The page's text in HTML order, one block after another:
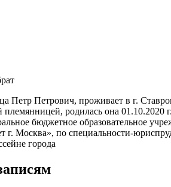
Петр Петрович, проживает в г.
родилась она
бюджетное образовательное
г. Москва», по специальности-
города